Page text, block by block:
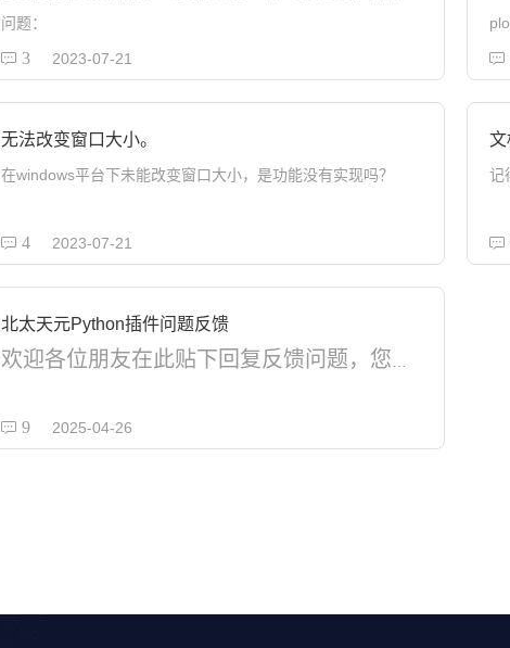
问题：
3 2023-07-21
报
无法改变窗口大小。
在windows平台下未能改变窗口大小，是功能没有实现吗？
4 2023-07-21
文
北太天元Python插件问题反馈
9 2025-04-26